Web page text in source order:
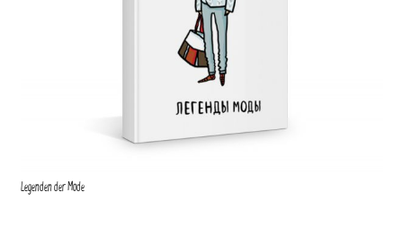
Legenden der Mode